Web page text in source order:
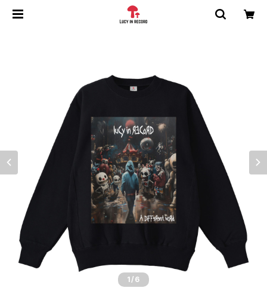
1 /6